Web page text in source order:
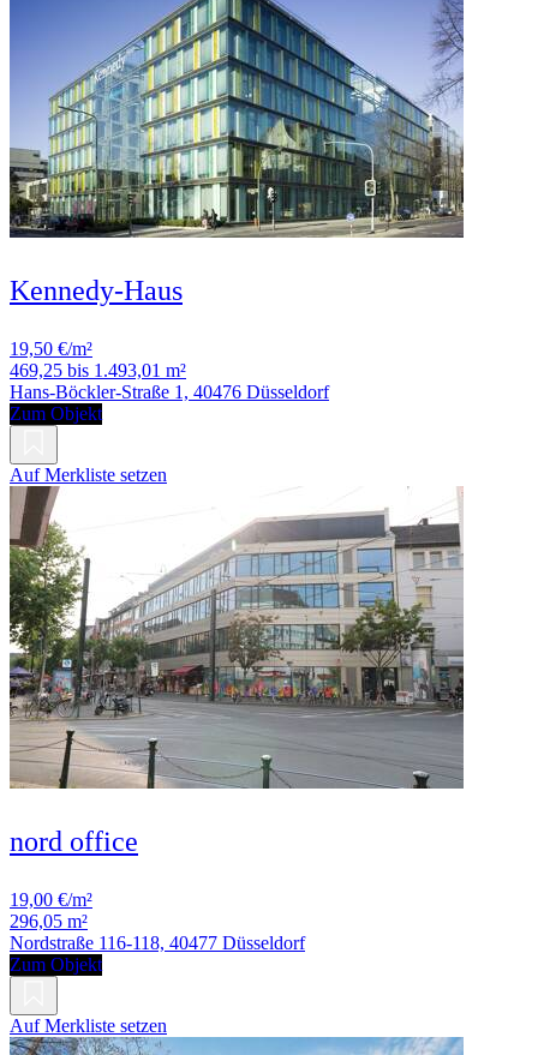
Kennedy-Haus
19,50 €/m²
469,25 bis 1.493,01 m²
Hans-Böckler-Straße 1, 40476 Düsseldorf
Zum Objekt
Auf Merkliste setzen
nord office
19,00 €/m²
296,05 m²
Nordstraße 116-118, 40477 Düsseldorf
Zum Objekt
Auf Merkliste setzen